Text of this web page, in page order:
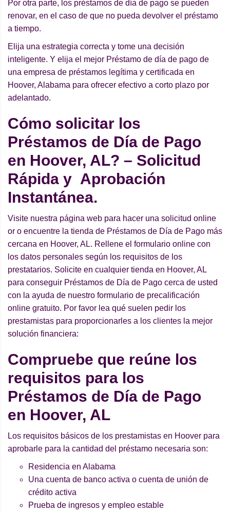
Por otra parte, los préstamos de día de pago se pueden
renovar, en el caso de que no pueda devolver el préstamo
a tiempo.
Elija una estrategia correcta y tome una decisión
inteligente. Y elija el mejor Préstamo de día de pago de
una empresa de préstamos legítima y certificada en
Hoover, Alabama para ofrecer efectivo a corto plazo por
adelantado.
Cómo solicitar los
Préstamos de Día de Pago
en Hoover, AL? – Solicitud
Rápida y Aprobación
Instantánea.
Visite nuestra página web para hacer una solicitud online
or o encuentre la tienda de Préstamos de Día de Pago más
cercana en Hoover, AL. Rellene el formulario online con
los datos personales según los requisitos de los
prestatarios. Solicite en cualquier tienda en Hoover, AL
para conseguir Préstamos de Día de Pago cerca de usted
con la ayuda de nuestro formulario de precalificación
online gratuito. Por favor lea qué suelen pedir los
prestamistas para proporcionarles a los clientes la mejor
solución financiera:
Compruebe que reúne los
requisitos para los
Préstamos de Día de Pago
en Hoover, AL
Los requisitos básicos de los prestamistas en Hoover para
aprobarle para la cantidad del préstamo necesaria son:
Residencia en Alabama
Una cuenta de banco activa o cuenta de unión de
crédito activa
Prueba de ingresos y empleo estable